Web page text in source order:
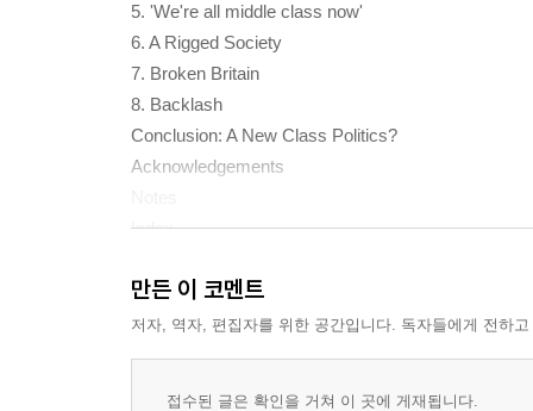
5. 'We're all middle class now'
6. A Rigged Society
7. Broken Britain
8. Backlash
Conclusion: A New Class Politics?
Acknowledgements
Index.
만든 이 코멘트
저자, 역자, 편집자를 위한 공간입니다. 독자들에게 전하
접수된 글은 확인을 거쳐 이 곳에 게재됩니다.